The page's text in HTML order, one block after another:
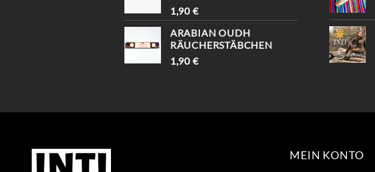
1,90 €
ARABIAN OUDH
RÄUCHERSTÄBCHEN
1,90 €
MEIN KONTO